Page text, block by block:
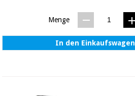
Menge
In den Einkaufswagen